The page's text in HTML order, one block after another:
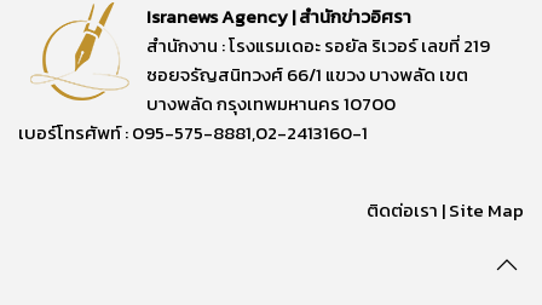
Isranews Agency | สำนักข่าวอิศรา
สำนักงาน : โรงแรมเดอะ รอยัล ริเวอร์ เลขที่ 219
ซอยจรัญสนิทวงศ์ 66/1 แขวง บางพลัด เขต
บางพลัด กรุงเทพมหานคร 10700
เบอร์โทรศัพท์ : 095-575-8881,02-2413160-1
ติดต่อเรา |Site Map